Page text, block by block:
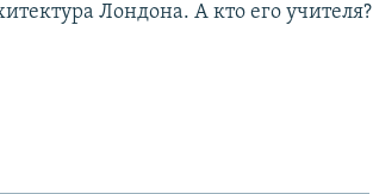
Лондона. А кто его учителя?